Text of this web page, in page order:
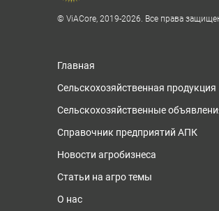
© ViACore, 2019-2026. Все права
Главная
Сельскохозяйственная продукция
Сельскохозяйственные
Справочник предприятий АПК
Новости агробизнеса
Статьи на агро темы
О нас